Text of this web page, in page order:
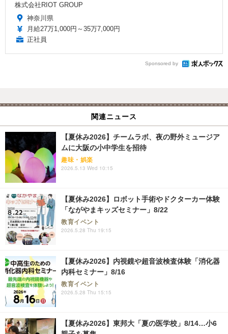
株式会社RIOT GROUP
神奈川県
月給27万1,000円～35万7,000円
正社員
Sponsored by
関連ニュース
【夏休み2026】チームラボ、夜の野外ミュージア
ムに大阪の小中学生を招待
趣味・娯楽
2026.5.13 Wed 10:15
【夏休み2026】ロボット手術やドクターカー体験
「ながやまキッズセミナー」8/22
教育イベント
2026.5.28 Thu 19:15
【夏休み2026】内視鏡や超音波検査体験「消化器
内科セミナー」8/16
教育イベント
2026.5.28 Thu 15:15
【夏休み2026】東邦大「夏の医学校」8/14…小6